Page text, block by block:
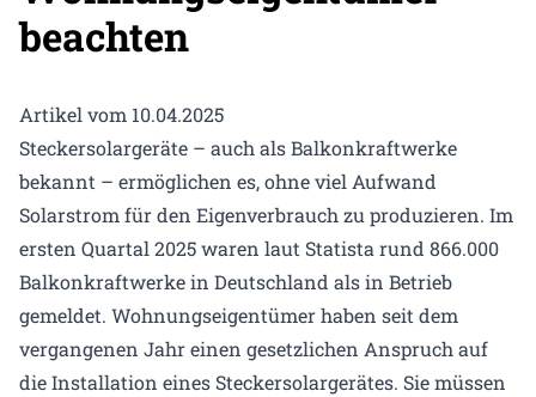
beachten
Artikel vom 10.04.2025
Steckersolargeräte – auch als Balkonkraftwerke
bekannt – ermöglichen es, ohne viel Aufwand
Solarstrom für den Eigenverbrauch zu produzieren. Im
ersten Quartal 2025 waren laut Statista rund 866.000
Balkonkraftwerke in Deutschland als in Betrieb
gemeldet. Wohnungseigentümer haben seit dem
vergangenen Jahr einen gesetzlichen Anspruch auf
die Installation eines Steckersolargerätes. Sie müssen